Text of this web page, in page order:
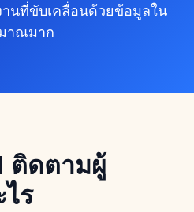
านที่ขับเคลื่อนด้วยข้อมูลใน
าณมาก
ติดตามผู้
ร